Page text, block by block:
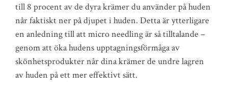
till 8 procent av de dyra krämer du använder på huden
når faktiskt ner på djupet i huden. Detta är ytterligare
en anledning till att micro needling är så tilltalande –
genom att öka hudens upptagningsförmåga av
skönhetsprodukter når dina krämer de undre lagren
av huden på ett mer effektivt sätt.